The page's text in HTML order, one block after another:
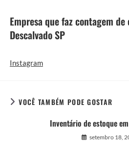
Empresa que faz contagem de
Descalvado SP
Instagram
VOCÊ TAMBÉM PODE GOSTAR
Inventário de estoque
setembro 18,